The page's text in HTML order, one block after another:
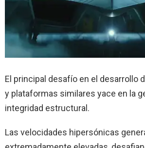
El principal desafío en el desarrollo
y plataformas similares yace en la
integridad estructural.
Las velocidades hipersónicas